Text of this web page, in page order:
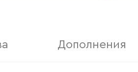
Дополнения